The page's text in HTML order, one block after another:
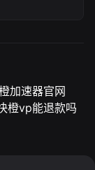
加速器官网
橙vp能退款吗